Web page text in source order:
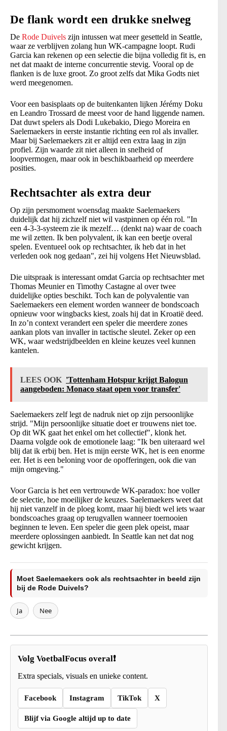
De flank wordt een drukke snelweg
De Rode Duivels zijn intussen wat meer gesetteld in Seattle,
waar ze verblijven zolang hun WK-campagne loopt. Rudi
Garcia kan rekenen op een selectie die bijna volledig fit is, en
net dat maakt de interne concurrentie stevig. Vooral op de
flanken is de luxe groot. Zo groot zelfs dat Mika Godts niet
werd meegenomen.
Voor een basisplaats op de buitenkanten lijken Jérémy Doku
en Leandro Trossard de meest voor de hand liggende namen.
Dat duwt spelers als Dodi Lukebakio, Diego Moreira en
Saelemaekers in eerste instantie richting een rol als invaller.
Maar bij Saelemaekers zit er altijd een extra laag in zijn
profiel. Zijn waarde zit niet alleen in snelheid of
loopvermogen, maar ook in beschikbaarheid op meerdere
posities.
Rechtsachter als extra deur
Op zijn persmoment woensdag maakte Saelemaekers
duidelijk dat hij zichzelf niet wil vastpinnen op één rol. "In
een 4-3-3-systeem zie ik mezelf… (denkt na) waar de coach
me wil zetten. Ik ben polyvalent, ik kan een beetje overal
spelen. Eventueel ook op rechtsachter, ik heb dat in het
verleden ook nog gedaan", zei hij volgens Het Nieuwsblad.
Die uitspraak is interessant omdat Garcia op rechtsachter met
Thomas Meunier en Timothy Castagne al over twee
duidelijke opties beschikt. Toch kan de polyvalentie van
Saelemaekers een element worden wanneer de bondscoach
opnieuw voor wingbacks kiest, zoals hij dat in Kroatië deed.
In zo’n context verandert een speler die meerdere zones
aankan plots van invaller in tactische sleutel. Zeker op een
WK, waar wedstrijdbeelden en kleine keuzes veel kunnen
kantelen.
LEES OOK 'Tottenham Hotspur krijgt Balogun
aangeboden: Monaco staat open voor transfer'
Saelemaekers zelf legt de nadruk niet op zijn persoonlijke
strijd. "Mijn persoonlijke situatie doet er trouwens niet toe.
Op dit WK gaat het enkel om het collectief", klonk het.
Daarna volgde ook de emotionele laag: "Ik ben uiteraard wel
blij dat ik erbij ben. Het is mijn eerste WK, het is een enorme
eer. Het is een beloning voor de opofferingen, ook die van
mijn omgeving."
Voor Garcia is het een vertrouwde WK-paradox: hoe voller
de selectie, hoe moeilijker de keuzes. Saelemaekers weet dat
hij niet vanzelf in de ploeg komt, maar hij biedt wel iets waar
bondscoaches graag op terugvallen wanneer toernooien
beginnen te leven. Een speler die geen plek opeist, maar
meerdere oplossingen aanbiedt. In Seattle kan net dat nog
gewicht krijgen.
Moet Saelemaekers ook als rechtsachter in beeld zijn
bij de Rode Duivels?
Ja Nee
Volg VoetbalFocus overal❗
Extra specials, visuals en unieke content.
Facebook Instagram TikTok X
Blijf via Google altijd up to date